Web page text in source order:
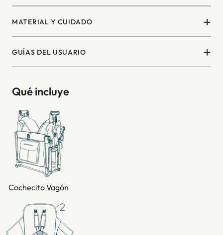
MATERIAL Y CUIDADO
GUÍAS DEL USUARIO
Qué incluye
Cochecito Vagón